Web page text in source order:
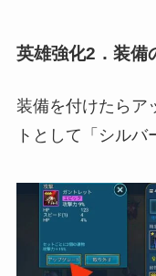
英雄強化2．装備
装備を付けたらア
トとして「シルバ